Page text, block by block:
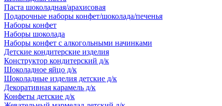
Паста шоколадная/арахисовая
Подарочные наборы конфет/шоколада/печенья
Наборы конфет
Наборы шоколада
Наборы конфет с алкогольными начинками
Детские кондитерские изделия
Конструктор кондитерский д/к
Шоколадное яйцо д/к
Шоколадные изделия детские д/к
Декоративная карамель д/к
Конфеты детские д/к